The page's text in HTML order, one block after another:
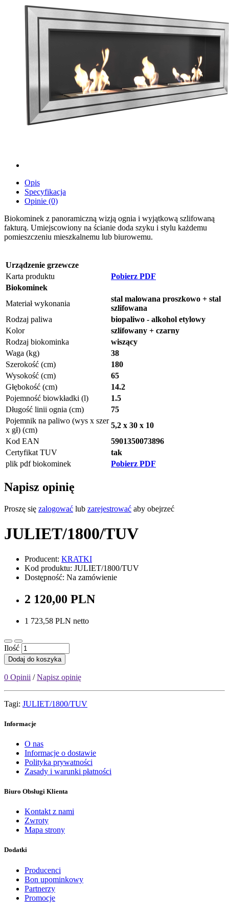
Opis
Specyfikacja
Opinie (0)
Biokominek z panoramiczną wizją ognia i wyjątkową szlifowaną
fakturą. Umiejscowiony na ścianie doda szyku i stylu każdemu
pomieszczeniu mieszkalnemu lub biurowemu.
Urządzenie grzewcze
Karta produktu
Pobierz PDF
Biokominek
Materiał wykonania
stal malowana proszkowo + stal
szlifowana
Rodzaj paliwa
biopaliwo - alkohol etylowy
Kolor
szlifowany + czarny
Rodzaj biokominka
wiszący
Waga (kg)
38
Szerokość (cm)
180
Wysokość (cm)
65
Głębokość (cm)
14.2
Pojemność biowkładki (l)
1.5
Długość linii ognia (cm)
75
Pojemnik na paliwo (wys x szer
x gł) (cm)
5,2 x 30 x 10
Kod EAN
5901350073896
Certyfikat TUV
tak
plik pdf biokominek
Pobierz PDF
Napisz opinię
Proszę się zalogować lub zarejestrować aby obejrzeć
JULIET/1800/TUV
Producent: KRATKI
Kod produktu: JULIET/1800/TUV
Dostępność: Na zamówienie
2 120,00 PLN
1 723,58 PLN netto
Ilość
Dodaj do koszyka
0 Opinii /Napisz opinię
Tagi: JULIET/1800/TUV
Informacje
O nas
Informacje o dostawie
Polityka prywatności
Zasady i warunki płatności
Biuro Obsługi Klienta
Kontakt z nami
Zwroty
Mapa strony
Dodatki
Producenci
Bon upominkowy
Partnerzy
Promocje